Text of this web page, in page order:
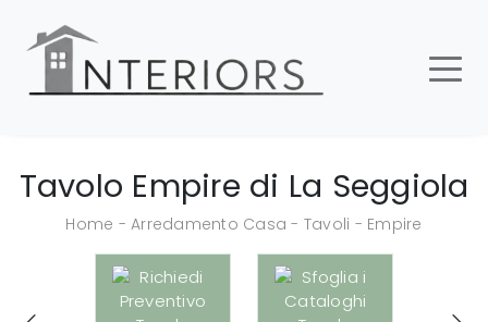
Tavolo Empire di La Seggiola
Home -Arredamento Casa - Tavoli - Empire